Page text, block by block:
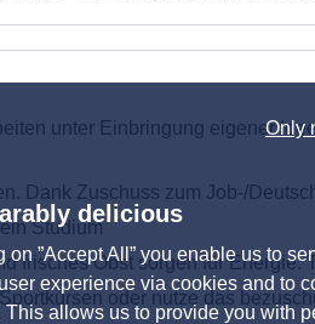
Only
delicious
on ”Accept All” you enable us to
experience via cookies and to
This allows us to provide you with
unter Einbringung eigener
Dank Zuschuss zum Job-/
Studium
frisches Obst sorgen für
oder nutze das